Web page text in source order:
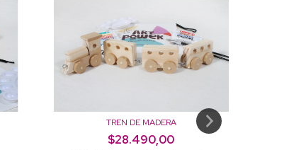
TREN DE MADERA
$28.490,00